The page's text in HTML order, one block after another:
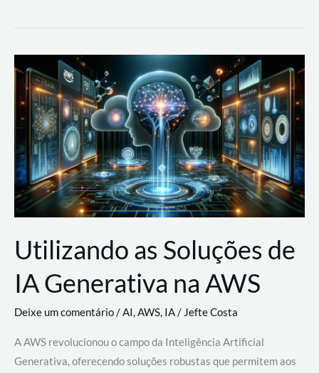
um
com
AWS
Utilizando as Soluções de
IA Generativa na AWS
Deixe um comentário/AI,AWS, IA/Jefte Costa
A AWS revolucionou o campo da Inteligência Artificial
Generativa, oferecendo soluções robustas que permitem aos